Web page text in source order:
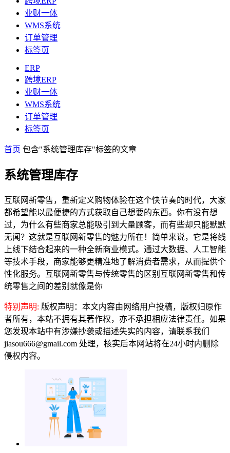
业财一体
WMS系统
订单管理
标签页
ERP
跨境ERP
业财一体
WMS系统
订单管理
标签页
首页 包含"系统管理库存"标签的文章
系统管理库存
互联网新零售，重新定义购物体验在这个快节奏的时代，大家
都希望能以最便捷的方式获取自己想要的东西。你有没有想
过，为什么有些商家总能吸引到大量顾客，而有些却只能默默
无闻？这就是互联网新零售的魅力所在！简单来说，它是将线
上线下结合起来的一种全新商业模式。通过大数据、人工智能
等技术手段，商家能够更精准地了解消费者需求，从而提供个
性化服务。互联网新零售与传统零售的区别互联网新零售和传
统零售之间的差别就像是你
特别声明: 版权声明：本文内容由网络用户投稿，版权归原作
者所有，本站不拥有其著作权，亦不承担相应法律责任。如果
您发现本站中有涉嫌抄袭或描述失实的内容，请联系我们
jiasou666@gmail.com 处理，核实后本网站将在24小时内删除
侵权内容。